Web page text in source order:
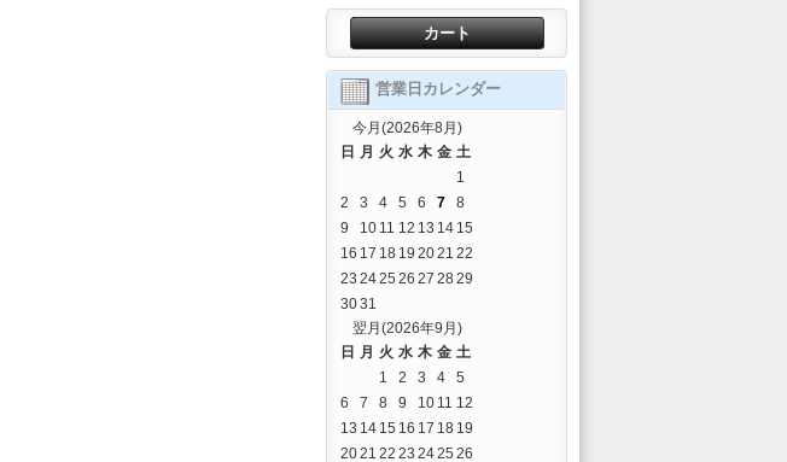
カート
営業日カレンダー
今月(2026年8月)
日 月 火 水 木 金 土
1
2
3 4 5 6 7
8
9
10 11 12 13 14 15
16 17 18 19 2021 22
23 2425 26 27 2829
3031
翌月(2026年9月)
日 月 火 水 木 金 土
1
2 3 4
5
6
7 8 9 10 11 12
13 14 15 16 17 18 19
2021 22 23 2425 26